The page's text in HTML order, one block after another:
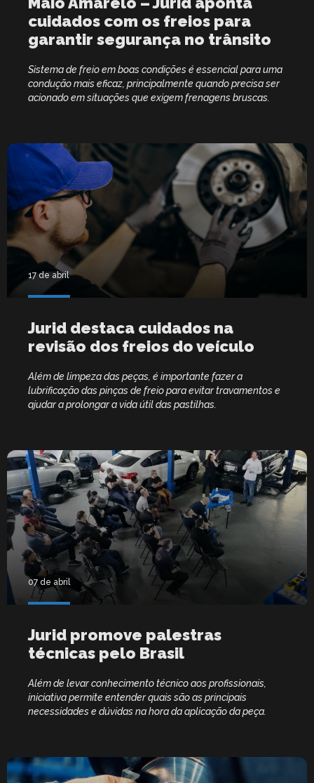
cuidados com os freios para
garantir segurança no trânsito
Sistema de freio em boas condições é essencial para uma
condução mais eficaz, principalmente quando precisa ser
acionado em situações que exigem frenagens bruscas.
17 de abril
Jurid destaca cuidados na
revisão dos freios do veículo
Além de limpeza das peças, é importante fazer a
lubrificação das pinças de freio para evitar travamentos e
ajudar a prolongar a vida útil das pastilhas.
07 de abril
Jurid promove palestras
técnicas pelo Brasil
Além de levar conhecimento técnico aos profissionais,
iniciativa permite entender quais são as principais
necessidades e dúvidas na hora da aplicação da peça.